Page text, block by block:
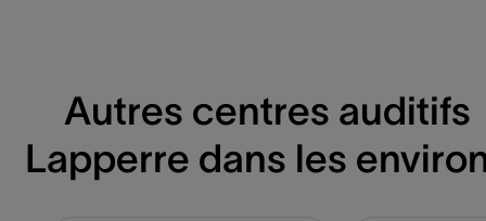
Autres centres auditifs
Lapperre dans les